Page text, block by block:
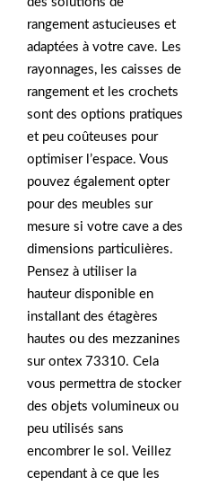
rangement astucieuses et
adaptées à votre cave. Les
rayonnages, les caisses de
rangement et les crochets
sont des options pratiques
et peu coûteuses pour
optimiser l’espace. Vous
pouvez également opter
pour des meubles sur
mesure si votre cave a des
dimensions particulières.
Pensez à utiliser la
hauteur disponible en
installant des étagères
hautes ou des mezzanines
sur ontex 73310. Cela
vous permettra de stocker
des objets volumineux ou
peu utilisés sans
encombrer le sol. Veillez
cependant à ce que les